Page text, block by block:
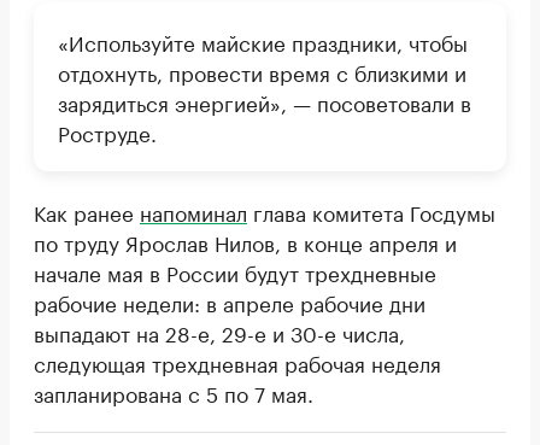
«Используйте майские праздники, чтобы
отдохнуть, провести время с близкими и
зарядиться энергией», — посоветовали в
Роструде.
Как ранее напоминал глава комитета Госдумы
по труду Ярослав Нилов, в конце апреля и
начале мая в России будут трехдневные
рабочие недели: в апреле рабочие дни
выпадают на 28-е, 29-е и 30-е числа,
следующая трехдневная рабочая неделя
запланирована с 5 по 7 мая.